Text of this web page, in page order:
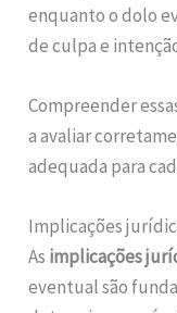
enquanto o dolo
de culpa e
Compreender
a avaliar
adequada para
Implicações
As implicações
eventual são